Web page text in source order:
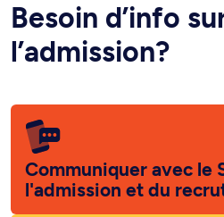
Besoin d’info
l’admission?
Communiquer avec le
l'admission et du